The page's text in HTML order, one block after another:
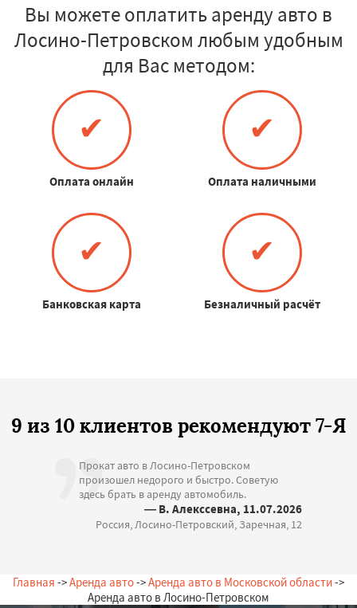
Вы можете оплатить аренду авто в
Лосино-Петровском любым удобным
для Вас методом:
✔
Оплата онлайн
✔
Оплата наличными
✔
Банковская карта
✔
Безналичный расчёт
9 из 10 клиентов рекомендуют 7-Я
Прокат авто в Лосино-Петровском
произошел недорого и быстро. Советую
здесь брать в аренду автомобиль.
— В. Алекссевна, 11.07.2026
Россия, Лосино-Петровский, Заречная, 12
Главная ->Аренда авто->Аренда авто в Московской области->
Аренда авто в Лосино-Петровском